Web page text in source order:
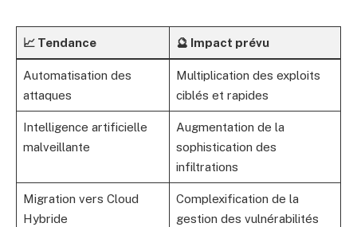
📈 Tendance 🔮 Impact prévu
Automatisation des
attaques
Multiplication des exploits
ciblés et rapides
Intelligence artificielle
malveillante
Augmentation de la
sophistication des
infiltrations
Migration vers Cloud
Hybride
Complexification de la
gestion des vulnérabilités